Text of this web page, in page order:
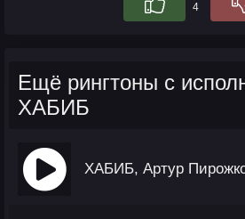
4
Ещё рингтоны с
ХАБИБ
ХАБИБ, Артур